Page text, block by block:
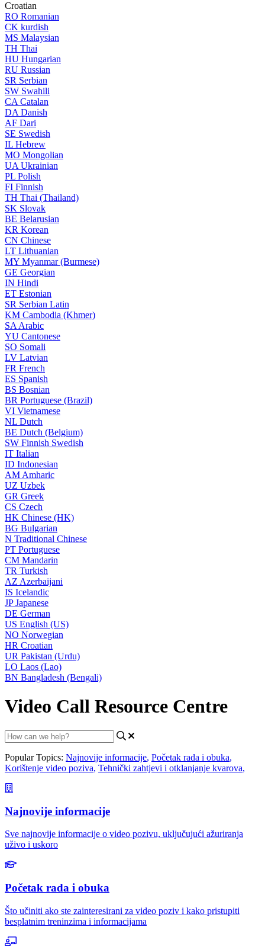
Croatian
RO Romanian
CK kurdish
MS Malaysian
TH Thai
HU Hungarian
RU Russian
SR Serbian
SW Swahili
CA Catalan
DA Danish
AF Dari
SE Swedish
IL Hebrew
MO Mongolian
UA Ukrainian
PL Polish
FI Finnish
TH Thai (Thailand)
SK Slovak
BE Belarusian
KR Korean
CN Chinese
LT Lithuanian
MY Myanmar (Burmese)
GE Georgian
IN Hindi
ET Estonian
SR Serbian Latin
KM Cambodia (Khmer)
SA Arabic
YU Cantonese
SO Somali
LV Latvian
FR French
ES Spanish
BS Bosnian
BR Portuguese (Brazil)
VI Vietnamese
NL Dutch
BE Dutch (Belgium)
SW Finnish Swedish
IT Italian
ID Indonesian
AM Amharic
UZ Uzbek
GR Greek
CS Czech
HK Chinese (HK)
BG Bulgarian
N Traditional Chinese
PT Portuguese
CM Mandarin
TR Turkish
AZ Azerbaijani
IS Icelandic
JPJapanese
DE German
US English (US)
NO Norwegian
HR Croatian
UR Pakistan (Urdu)
LO Laos (Lao)
BN Bangladesh (Bengali)
Video Call Resource Centre
Popular Topics: Najnovije informacije, Početak rada i obuka,
Korištenje video poziva, Tehnički zahtjevi i otklanjanje kvarova,
Najnovije informacije
Sve najnovije informacije o video pozivu, uključujući ažuriranja
uživo i uskoro
Početak rada i obuka
Što učiniti ako ste zainteresirani za video poziv i kako pristupiti
besplatnim treninzima i informacijama